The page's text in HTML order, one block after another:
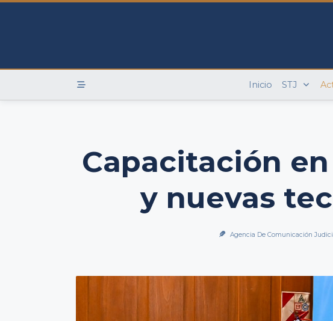
Skip
Inicio STJ
Capacitación
y nuevas
Agencia De Comunicación